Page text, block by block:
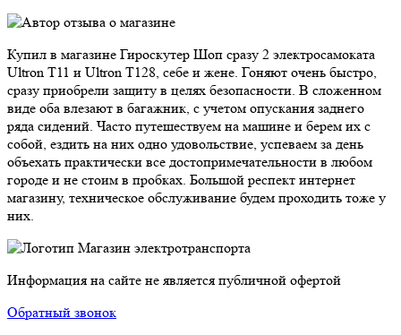
Купил в магазине Гироскутер Шоп сразу 2 электросамоката
Ultron T11 и Ultron T128, себе и жене. Гоняют очень быстро,
сразу приобрели защиту в целях безопасности. В сложенном
виде оба влезают в багажник, с учетом опускания заднего
ряда сидений. Часто путешествуем на машине и берем их с
собой, ездить на них одно удовольствие, успеваем за день
объехать практически все достопримечательности в любом
городе и не стоим в пробках. Большой респект интернет
магазину, техническое обслуживание будем проходить тоже у
них.
Магазин электротранспорта
Информация на сайте не является публичной офертой
Обратный звонок